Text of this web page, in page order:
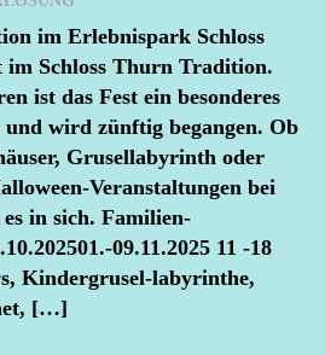
im Erlebnispark Schloss
Schloss Thurn Tradition.
ist das Fest ein besonderes
wird zünftig begangen. Ob
Grusellabyrinth oder
Veranstaltungen bei
in sich. Familien-
09.11.2025 11 -18
Kindergrusel-labyrinthe,
[…]